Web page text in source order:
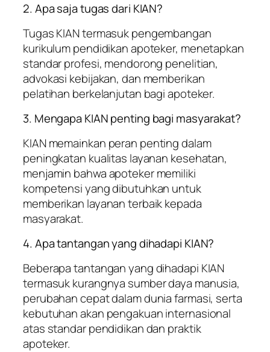
2. Apa saja tugas dari KIAN?
Tugas KIAN termasuk pengembangan
kurikulum pendidikan apoteker, menetapkan
standar profesi, mendorong penelitian,
advokasi kebijakan, dan memberikan
pelatihan berkelanjutan bagi apoteker.
3. Mengapa KIAN penting bagi masyarakat?
KIAN memainkan peran penting dalam
peningkatan kualitas layanan kesehatan,
menjamin bahwa apoteker memiliki
kompetensi yang dibutuhkan untuk
memberikan layanan terbaik kepada
masyarakat.
4. Apa tantangan yang dihadapi KIAN?
Beberapa tantangan yang dihadapi KIAN
termasuk kurangnya sumber daya manusia,
perubahan cepat dalam dunia farmasi, serta
kebutuhan akan pengakuan internasional
atas standar pendidikan dan praktik
apoteker.